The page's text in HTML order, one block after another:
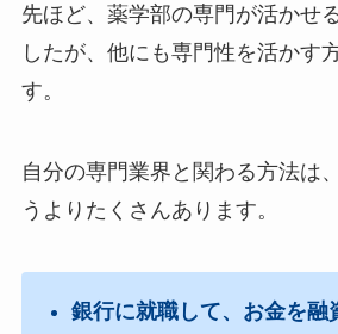
先ほど、薬学部の専門が活かせ
したが、他にも専門性を活かす
す。
自分の専門業界と関わる方法は
うよりたくさんあります。
銀行に就職して、お金を融